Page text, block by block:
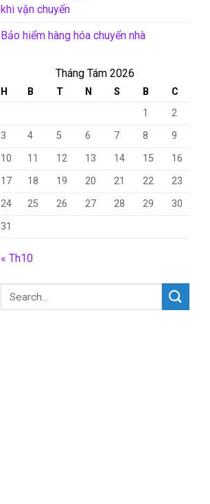
khi vận chuyển
Bảo hiểm hàng hóa chuyển nhà
Tháng Tám 2026
H B T N S B
C
1
2
3
4 5 6 7 8
9
10
11 12 13 14 15
16
17
18 19 20 21 22
23
24
25 26 27 28 29
30
31
« Th10